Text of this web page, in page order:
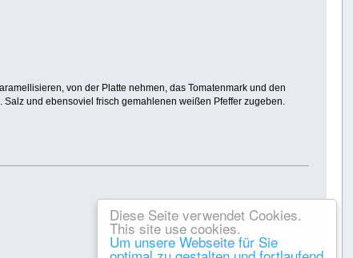
Diese Seite verwendet Cookies.
This site use cookies.
Um unsere Webseite für Sie
von der Platte nehmen, das Tomatenmark und den
und ebensoviel frisch gemahlenen weißen Pfeffer zugeben.